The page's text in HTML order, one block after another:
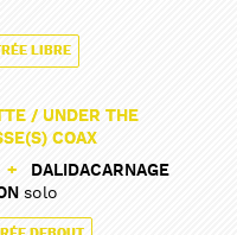
LIBRE
/ UNDER THE
COAX
+
DALIDACARNAGE
solo